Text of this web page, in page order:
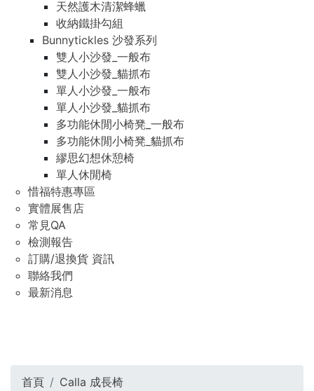
天然護木清潔蜂蠟
收納鐵掛勾組
Bunnytickles 沙發系列
雙人小沙發_一般布
雙人小沙發_貓抓布
單人小沙發_一般布
單人小沙發_貓抓布
多功能休閒小椅凳_一般布
多功能休閒小椅凳_貓抓布
繆思幻想休憩椅
單人休閒椅
惜福特惠專區
實體展售店
常見QA
檢測報告
訂購/退換貨 資訊
聯絡我們
最新消息
首頁
Calla 成長椅